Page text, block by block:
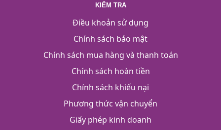
KIỂM TRA
Điều khoản sử dụng
Chính sách bảo mật
Chính sách mua hàng và thanh toán
Chính sách hoàn tiền
Chính sách khiếu nại
Phương thức vận chuyển
Giấy phép kinh doanh